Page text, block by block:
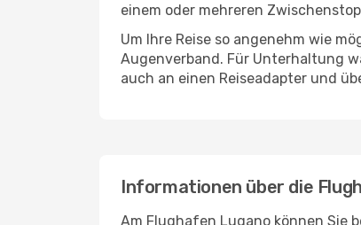
einem oder mehreren
Um Ihre Reise so angenehm wie
Augenverband. Für Unterhaltung
auch an einen Reiseadapter und
Informationen über die
Am Flughafen Lugano können Sie